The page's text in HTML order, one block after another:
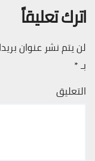
اترك تعليقاً
لن يتم نشر عنوان
بـ*
التعليق